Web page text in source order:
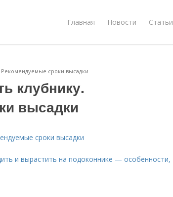
Главная Новости Статьи
Рекомендуемые сроки высадки
клубнику.
высадки
сроки высадки
и вырастить на подоконнике — особенности,